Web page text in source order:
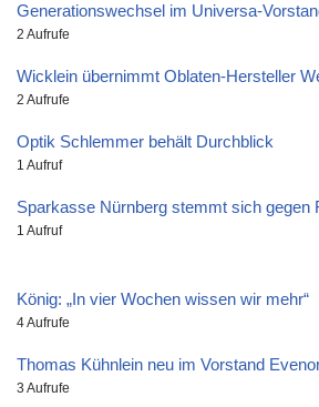
Generationswechsel im Universa-
2 Aufrufe
Wicklein übernimmt Oblaten-Hersteller
2 Aufrufe
Optik Schlemmer behält Durchblick
1 Aufruf
Sparkasse Nürnberg stemmt sich gegen
1 Aufruf
König: „In vier Wochen wissen wir mehr“
4 Aufrufe
Thomas Kühnlein neu im Vorstand
3 Aufrufe